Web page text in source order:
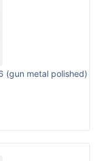
(gun metal polished)